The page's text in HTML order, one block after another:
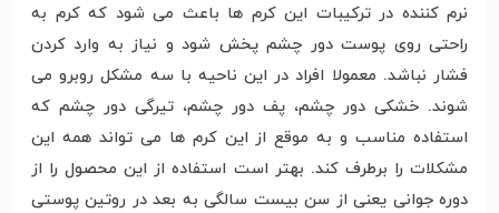
نرم کننده در ترکیبات این کرم ها باعث می شود که کرم به
راحتی روی پوست دور چشم پخش شود و نیاز به وارد کردن
فشار نباشد. معمولا افراد در این ناحیه با سه مشکل روبرو می
شوند. خشکی دور چشم، پف دور چشم، تیرگی دور چشم که
استفاده مناسب و به موقع از این کرم ها می تواند همه این
مشکلات را برطرف کند. بهتر است استفاده از این محصول را از
دوره جوانی یعنی از سن بیست سالگی به بعد در روتین پوستی